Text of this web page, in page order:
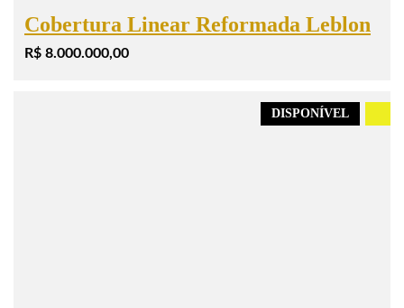
Cobertura Linear Reformada Leblon
R$ 8.000.000,00
DISPONÍVEL